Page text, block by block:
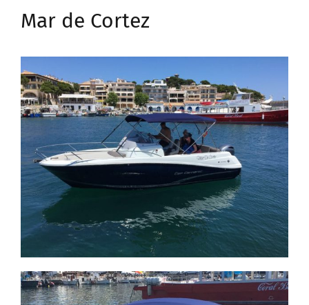
Mar de Cortez